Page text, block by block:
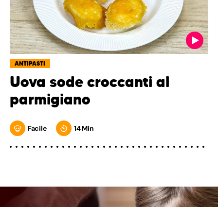
ANTIPASTI
Uova sode croccanti al
parmigiano
Facile 14 Min